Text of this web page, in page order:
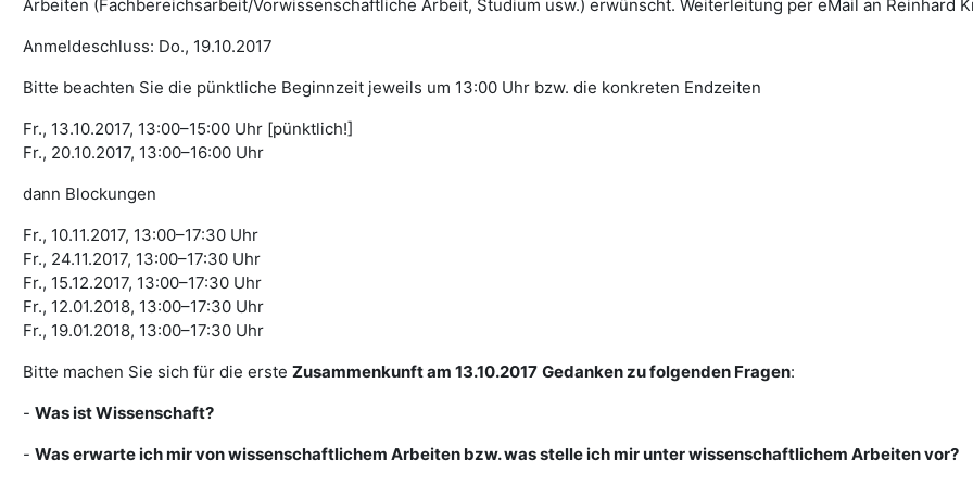
Arbeiten (Fachbereichsarbeit/Vorwissenschaftliche Arbeit, Studium usw.) erwünscht. Weiterleitung per eMail an Reinhard
Anmeldeschluss: Do., 19.10.2017
Bitte beachten Sie die pünktliche Beginnzeit jeweils um 13:00 Uhr bzw. die konkreten Endzeiten
Fr., 13.10.2017, 13:00–15:00 Uhr [pünktlich!]
Fr., 20.10.2017, 13:00–16:00 Uhr
dann Blockungen
Fr., 10.11.2017, 13:00–17:30 Uhr
Fr., 24.11.2017, 13:00–17:30 Uhr
Fr., 15.12.2017, 13:00–17:30 Uhr
Fr., 12.01.2018, 13:00–17:30 Uhr
Fr., 19.01.2018, 13:00–17:30 Uhr
Bitte machen Sie sich für die erste Zusammenkunft am 13.10.2017 Gedanken zu folgenden Fragen:
- Was ist Wissenschaft?
- Was erwarte ich mir von wissenschaftlichem Arbeiten bzw. was stelle ich mir unter wissenschaftlichem Arbeiten vor?